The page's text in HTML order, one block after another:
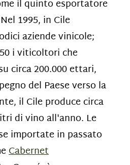
il quinto esportatore
1995, in Cile
aziende vinicole;
i viticoltori che
circa 200.000 ettari,
del Paese verso la
il Cile produce circa
di vino all'anno. Le
importate in passato
Cabernet